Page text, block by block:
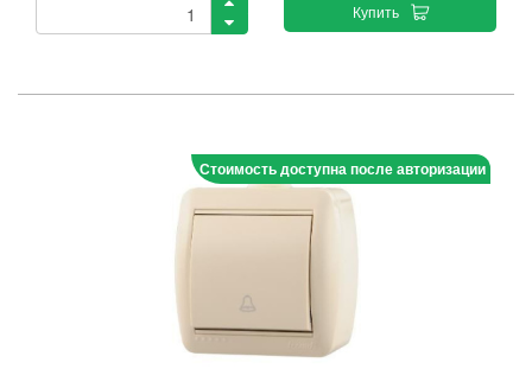
Купить
Стоимость доступна после авторизации